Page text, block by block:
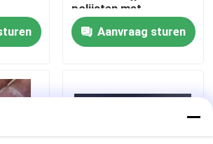
aan
Vernietigen Media
Parel Vernietigen
Vernietigen Schuurmiddel
polijsten met
abrasieve
blaasmiddelen in de
automobielindustrie,
en de elektronica
Aanvraag sturen